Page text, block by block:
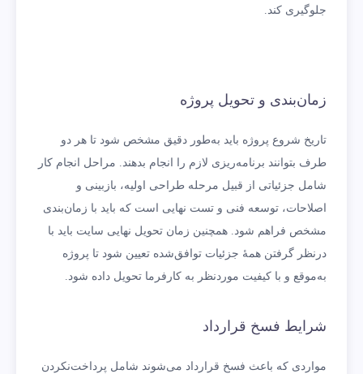
جلوگیری کند.
زمان‌بندی و تحویل پروژه
تاریخ شروع پروژه باید به‌طور دقیق مشخص شود تا هر دو
طرف بتوانند برنامه‌ریزی لازم را انجام بدهند. مراحل انجام کار
شامل جزئیاتی از قبیل مرحله طراحی اولیه، بازبینی و
اصلاحات، توسعه فنی و تست نهایی است که باید با زمان‌بندی
مشخص فراهم شود. همچنین زمان تحویل نهایی سایت باید با
درنظر گرفتن همۀ جزئیات توافق‌شده تعیین شود تا پروژه
به‌موقع و با کیفیت موردنظر به کارفرما تحویل داده شود.
شرایط فسخ قرارداد
مواردی که باعث فسخ قرارداد می‌شوند شامل پرداخت‌نکردن